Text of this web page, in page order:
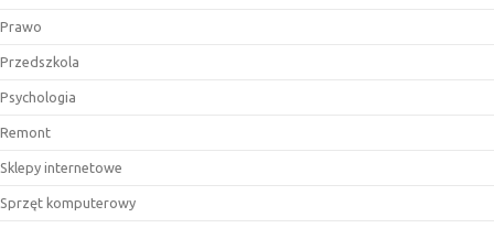
Prawo
Przedszkola
Psychologia
Remont
Sklepy internetowe
Sprzęt komputerowy